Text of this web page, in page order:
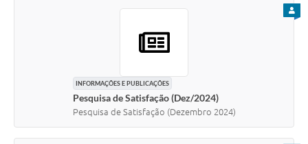
INFORMAÇÕES E PUBLICAÇÕES
Pesquisa de Satisfação (Dez/2024)
Pesquisa de Satisfação (Dezembro 2024)